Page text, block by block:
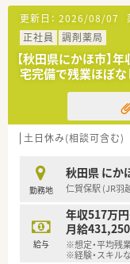
【店舗情報と応
■象潟駅から車
処方箋を1日あ
■現場では常勤
事務スタッフも
■開局時間は平
での開局でメ
【求人情報につい
■正社員の勤務
■経験次第で年
■週32時間以
す。
【想定されるモ
■未経験の方で
■実務経験に応
更新日： 2026/08/07
正社員
調剤薬局
【秋田県にかほ市】
宅完備で残業ほぼ
土日休み(相談可含む)
勤務地
秋田県 にか
仁賀保駅 (JR羽
給与
年収517万
月給
※想定・平均残
※経験・スキル